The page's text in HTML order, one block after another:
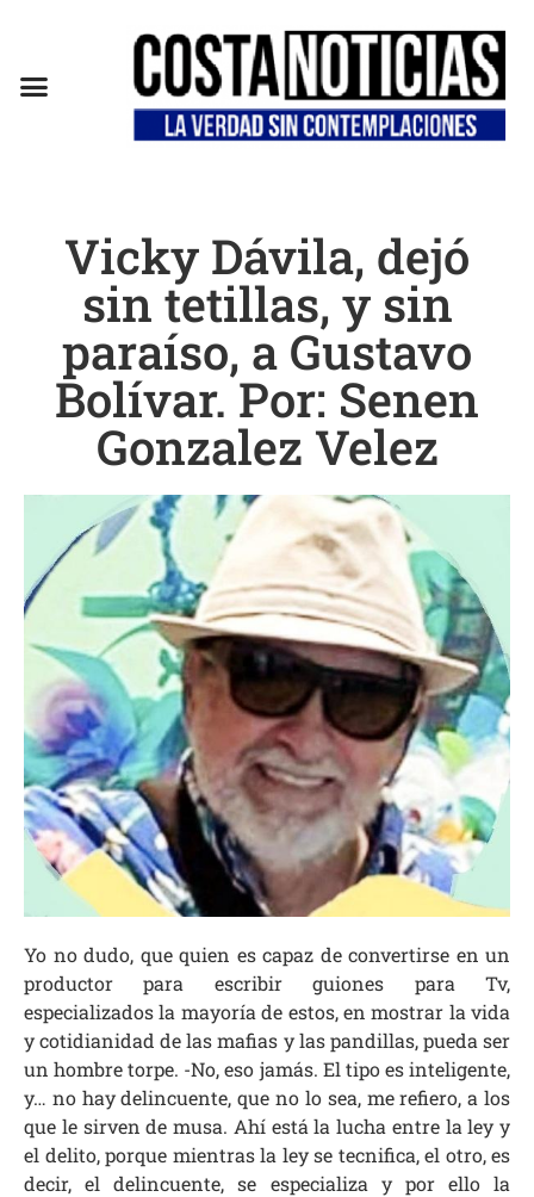
Vicky Dávila, dejó
sin tetillas, y sin
paraíso, a Gustavo
Bolívar. Por: Senen
Gonzalez Velez
Yo no dudo, que quien es capaz de convertirse en un
productor para escribir guiones para Tv,
especializados la mayoría de estos, en mostrar la vida
y cotidianidad de las mafias y las pandillas, pueda ser
un hombre torpe. -No, eso jamás. El tipo es inteligente,
y… no hay delincuente, que no lo sea, me refiero, a los
que le sirven de musa. Ahí está la lucha entre la ley y
el delito, porque mientras la ley se tecnifica, el otro, es
decir, el delincuente, se especializa y por ello la